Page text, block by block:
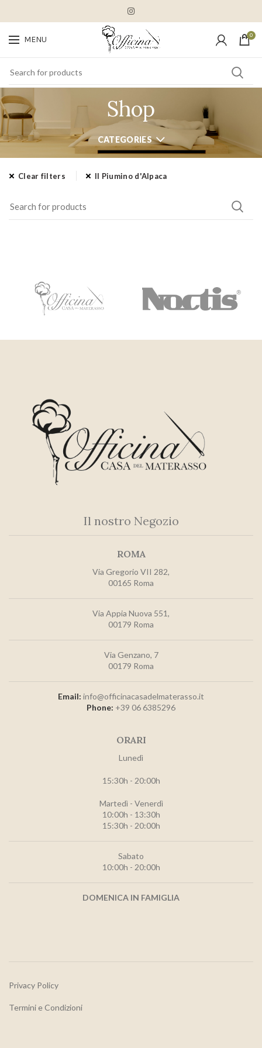
MENU 0
Shop
CATEGORIES
Clear filters Il Piumino d'Alpaca
Il nostro Negozio
ROMA
Via Gregorio VII 282,
00165 Roma
Via Appia Nuova 551,
00179 Roma
Via Genzano, 7
00179 Roma
Email: info@officinacasadelmaterasso.it
Phone: +39 06 6385296
ORARI
Lunedì
15:30h - 20:00h
Martedì - Venerdì
10:00h - 13:30h
15:30h - 20:00h
Sabato
10:00h - 20:00h
DOMENICA IN FAMIGLIA
Privacy Policy
Termini e Condizioni